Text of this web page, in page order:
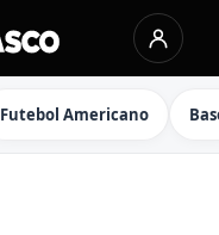
Futebol Americano